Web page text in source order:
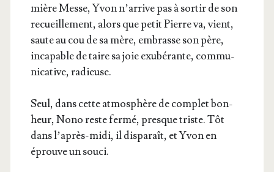
mière Messe, Yvon n’arrive pas à sor­tir de son
recueille­ment, alors que petit Pierre va, vient,
saute au cou de sa mère, embrasse son père,
inca­pable de taire sa joie exu­bé­rante, com­mu­
ni­ca­tive, radieuse.
Seul, dans cette atmo­sphère de com­plet bon­
heur, Nono reste fer­mé, presque triste. Tôt
dans l’après-midi, il dis­pa­raît, et Yvon en
éprouve un souci.